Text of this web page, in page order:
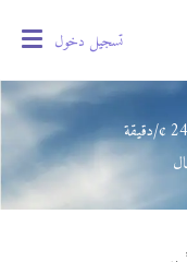
تسجيل دخول
¢/دقيقة